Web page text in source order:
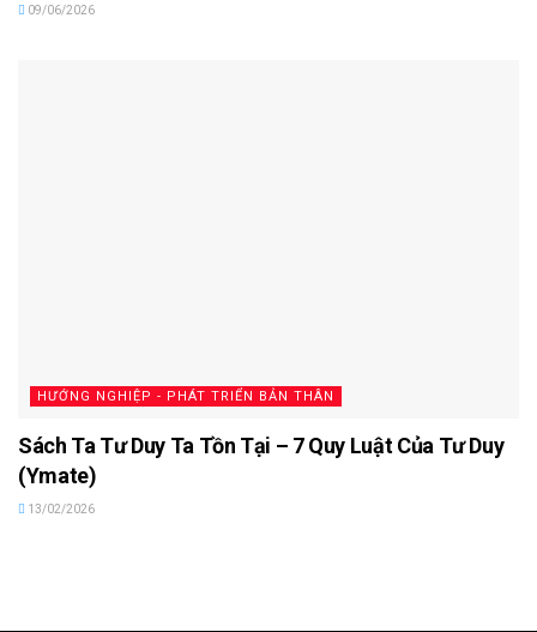
09/06/2026
HƯỚNG NGHIỆP - PHÁT TRIỂN BẢN THÂN
Sách Ta Tư Duy Ta Tồn Tại – 7 Quy Luật Của Tư Duy
(Ymate)
13/02/2026